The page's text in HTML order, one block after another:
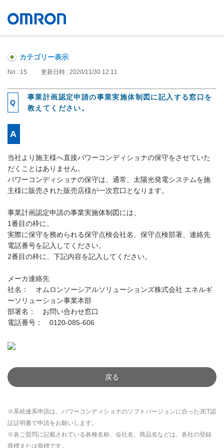
カテゴリー表示
No : 15 更新日時 : 2020/11/30 12:11
事業計画認定申請の事業実施体制図に記入する窓口を
教えてください。
当社より施主様へ直接パワーコンディショナの保守をさせていた
だくことはありません。
パワーコンディショナの保守は、通常、太陽光発電システムを施
主様に販売された販売店様が一次窓口となります。
事業計画認定申請の事業実施体制図には、
1番目の枠に、
実際に保守を務められる保守点検会社名、保守点検部署、連絡先
電話番号を記入してください。
2番目の枠に、下記内容を記入してください。
メーカ連絡先
社名： オムロンソーシアルソリューションズ株式会社 エネルギ
ーソリューション事業本部
部署名： お問い合わせ窓口
電話番号： 0120-085-606
戻る
※系統連系申請は、パワーコンディショナのソフトバージョンに合ったJET認
証証明書で申請をお願いします。
※各ご質問に記載されている各種名称、会社名、商品名などは、各社の登録
商標または商標です。